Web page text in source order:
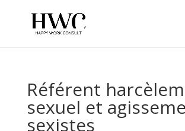
Référent
sexuel et
sexistes